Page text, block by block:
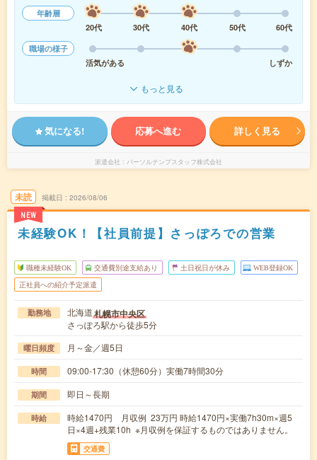
年齢層
20代
30代 40代 50代
60代
職場の様子
活気がある
しずか
もっと見る
気になる! 応募へ進む 詳しく見る
派遣会社 パーソルテンプスタッフ株式会社
未読
NEW
掲載日 2026/08/06
未経験OK！【社員前提】さっぽろでの営業
職種未経験OK 交通費別途支給あり 土日祝日が休み WEB登録OK
正社員への紹介予定派遣
勤務地 北海道札幌市中央区
さっぽろ駅から徒歩5分
曜日頻度 月～金／週5日
時間 09:00-17:30（休憩60分）実働7時間30分
期間 即日～長期
時給
時給1470円 月収例 23万円 時給1470円×実働7h30m×週5
日×4週+残業10h ※月収例を保証するものではありません。
交通費